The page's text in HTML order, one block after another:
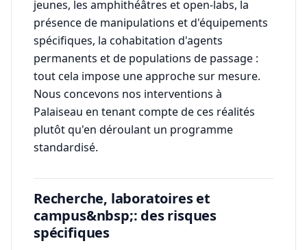
jeunes, les amphithéâtres et open-labs, la
présence de manipulations et d'équipements
spécifiques, la cohabitation d'agents
permanents et de populations de passage :
tout cela impose une approche sur mesure.
Nous concevons nos interventions à
Palaiseau en tenant compte de ces réalités
plutôt qu'en déroulant un programme
standardisé.
Recherche, laboratoires et
campus&nbsp;: des risques
spécifiques